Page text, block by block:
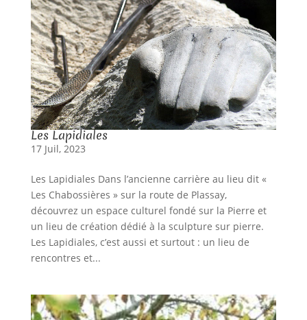
Les Lapidiales
17 Juil, 2023
Les Lapidiales Dans l’ancienne carrière au lieu dit «
Les Chabossières » sur la route de Plassay,
découvrez un espace culturel fondé sur la Pierre et
un lieu de création dédié à la sculpture sur pierre.
Les Lapidiales, c’est aussi et surtout : un lieu de
rencontres et...